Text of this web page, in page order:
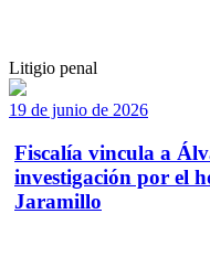
Litigio penal
19 de junio de 2026
Fiscalía vincula a
investigación por el
Jaramillo